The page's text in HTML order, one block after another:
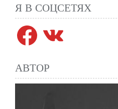
Я В СОЦСЕТЯХ
Facebook
АВТОР